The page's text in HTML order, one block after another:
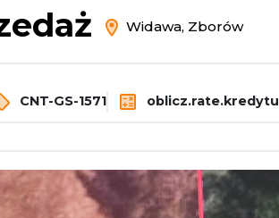
Widawa, Zborów
CNT-GS-1571 oblicz.rate.kredytu